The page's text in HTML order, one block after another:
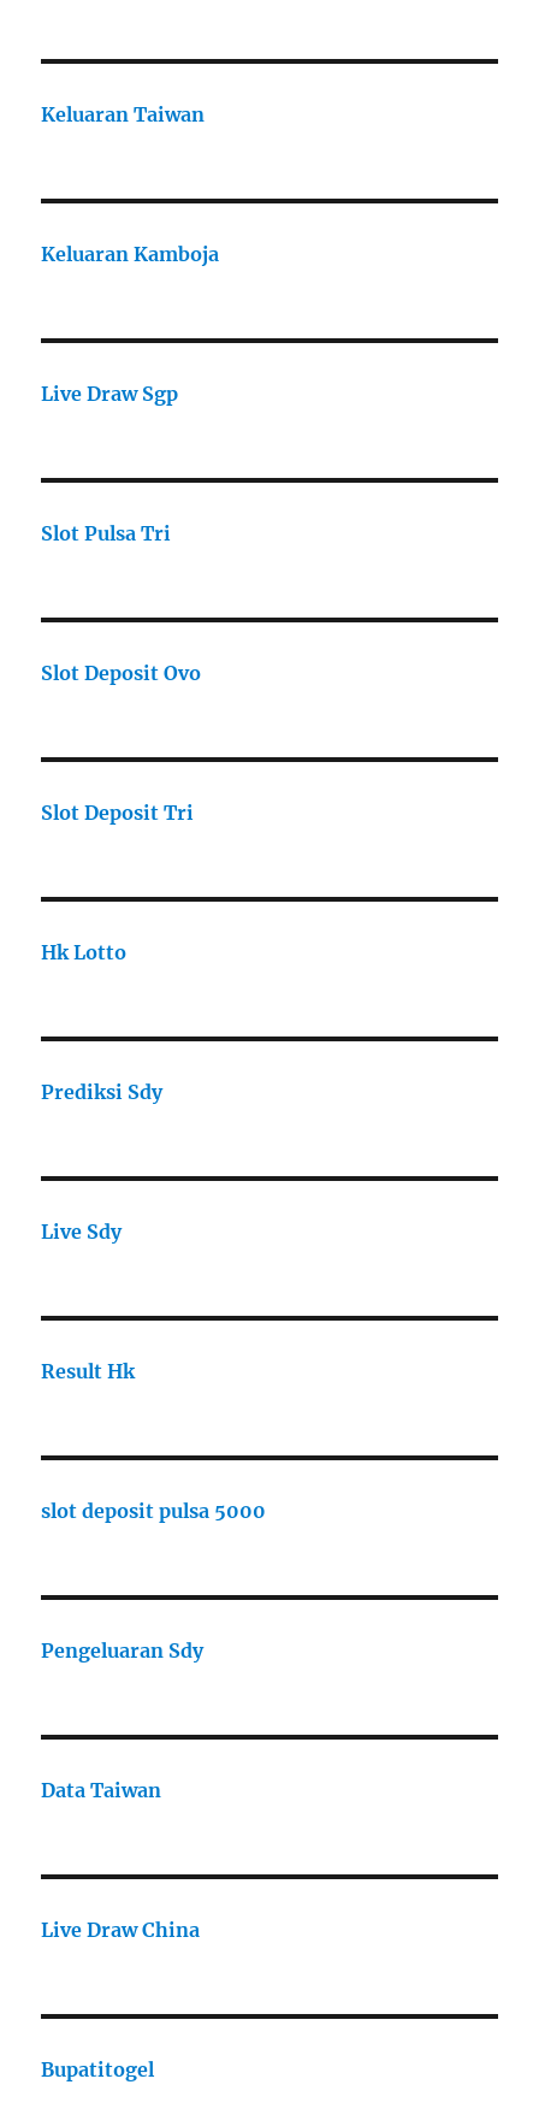
Keluaran Taiwan
Keluaran Kamboja
Live Draw Sgp
Slot Pulsa Tri
Slot Deposit Ovo
Slot Deposit Tri
Hk Lotto
Prediksi Sdy
Live Sdy
Result Hk
slot deposit pulsa 5000
Pengeluaran Sdy
Data Taiwan
Live Draw China
Bupatitogel